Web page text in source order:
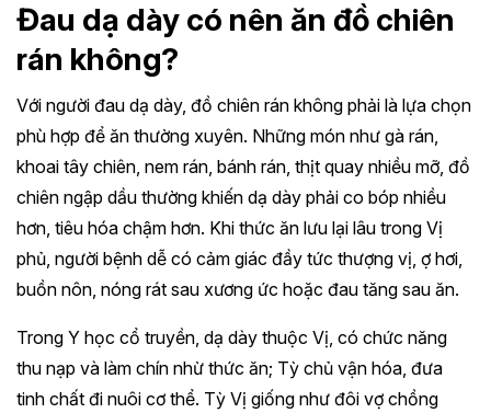
Đau dạ dày có nên ăn đồ chiên
rán không?
Với người đau dạ dày, đồ chiên rán không phải là lựa chọn
phù hợp để ăn thường xuyên. Những món như gà rán,
khoai tây chiên, nem rán, bánh rán, thịt quay nhiều mỡ, đồ
chiên ngập dầu thường khiến dạ dày phải co bóp nhiều
hơn, tiêu hóa chậm hơn. Khi thức ăn lưu lại lâu trong Vị
phủ, người bệnh dễ có cảm giác đầy tức thượng vị, ợ hơi,
buồn nôn, nóng rát sau xương ức hoặc đau tăng sau ăn.
Trong Y học cổ truyền, dạ dày thuộc Vị, có chức năng
thu nạp và làm chín nhừ thức ăn; Tỳ chủ vận hóa, đưa
tinh chất đi nuôi cơ thể. Tỳ Vị giống như đôi vợ chồng